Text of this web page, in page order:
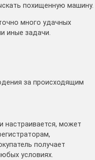
похищенную машину.
много удачных
иные задачи.
за происходящим
настраивается, может
получает
условиях.